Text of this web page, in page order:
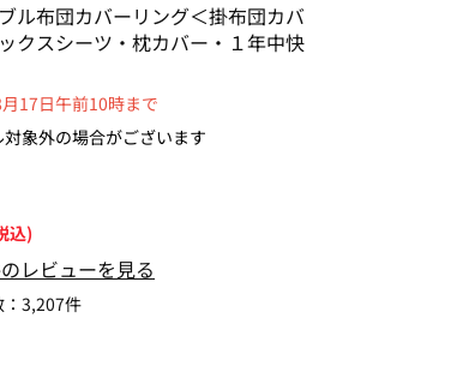
ル布団カバーリング＜掛布団カバ
クスシーツ・枕カバー・１年中快
17日午前10時まで
象外の場合がございます
込)
レビューを見る
3,207件